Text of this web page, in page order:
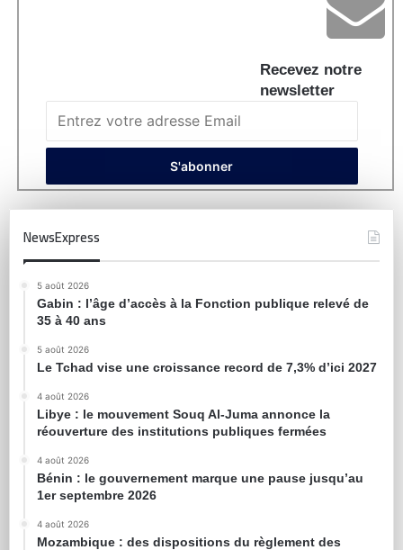
Recevez notre
newsletter
NewsExpress
5 août 2026
Gabin : l’âge d’accès à la Fonction publique relevé de
35 à 40 ans
5 août 2026
Le Tchad vise une croissance record de 7,3% d’ici 2027
4 août 2026
Libye : le mouvement Souq Al-Juma annonce la
réouverture des institutions publiques fermées
4 août 2026
Bénin : le gouvernement marque une pause jusqu’au
1er septembre 2026
4 août 2026
Mozambique : des dispositions du règlement des